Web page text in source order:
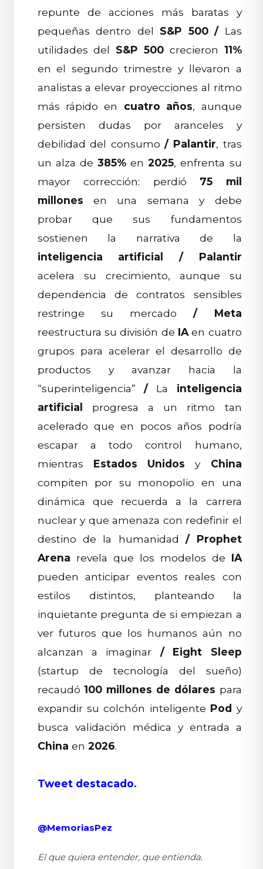
repunte de acciones más baratas y
pequeñas dentro del S&P 500 /Las
utilidades del S&P 500crecieron 11%
en el segundo trimestre y llevaron a
analistas a elevar proyecciones al ritmo
más rápido en cuatro años, aunque
persisten dudas por aranceles y
debilidad del consumo/ Palantir, tras
un alza de 385%en2025, enfrenta su
mayor corrección: perdió 75 mil
millones en una semana y debe
probar que sus fundamentos
sostienen la narrativa de la
inteligencia artificial
/
Palantir
acelera su crecimiento, aunque su
dependencia de contratos sensibles
restringe su mercado/
Meta
reestructura su división de IAen cuatro
grupos para acelerar el desarrollo de
productos y avanzar hacia la
“superinteligencia” /La inteligencia
artificial progresa a un ritmo tan
acelerado que en pocos años podría
escapar a todo control humano,
mientras Estados Unidos y China
compiten por su monopolio en una
dinámica que recuerda a la carrera
nuclear y que amenaza con redefinir el
destino de la humanidad/
Prophet
Arena revela que los modelos de IA
pueden anticipar eventos reales con
estilos distintos, planteando la
inquietante pregunta de si empiezan a
ver futuros que los humanos aún no
alcanzan a imaginar /
Eight Sleep
(startup de tecnología del sueño)
recaudó100 millones de dólares para
expandir su colchón inteligente Pod y
busca validación médica y entrada a
China en 2026.
Tweet destacado.
@MemoriasPez
El que quiera entender, que entienda.